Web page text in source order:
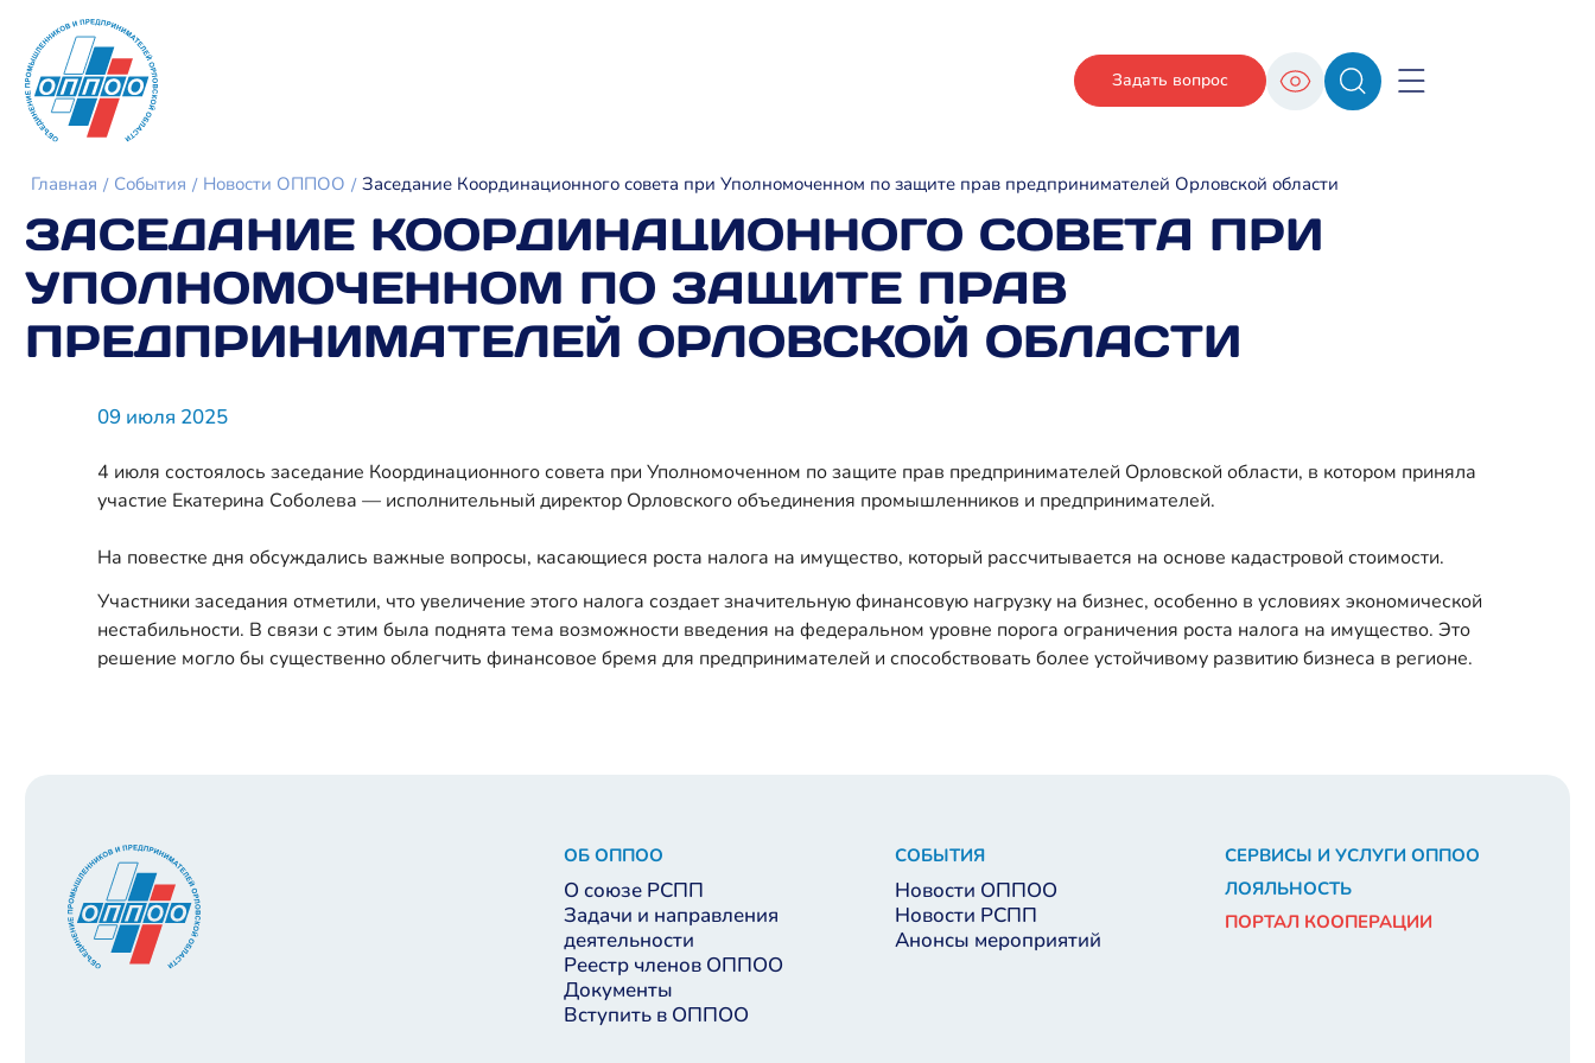
Задать вопрос
Главная События Новости ОППОО Заседание Координационного совета при Уполномоченном по защите прав предпринимателей Орловской области
ЗАСЕДАНИЕ КООРДИНАЦИОННОГО СОВЕТА ПРИ
УПОЛНОМОЧЕННОМ ПО ЗАЩИТЕ ПРАВ
ПРЕДПРИНИМАТЕЛЕЙ ОРЛОВСКОЙ ОБЛАСТИ
09 июля 2025
4 июля состоялось заседание Координационного совета при Уполномоченном по защите прав предпринимателей Орловской области, в котором приняла
участие Екатерина Соболева — исполнительный директор Орловского объединения промышленников и предпринимателей.
На повестке дня обсуждались важные вопросы, касающиеся роста налога на имущество, который рассчитывается на основе кадастровой стоимости.
Участники заседания отметили, что увеличение этого налога создает значительную финансовую нагрузку на бизнес, особенно в условиях экономической
нестабильности. В связи с этим была поднята тема возможности введения на федеральном уровне порога ограничения роста налога на имущество. Это
решение могло бы существенно облегчить финансовое бремя для предпринимателей и способствовать более устойчивому развитию бизнеса в регионе.
ОБ ОППОО
О союзе РСПП
Задачи и направления
деятельности
Реестр членов ОППОО
Документы
Вступить в ОППОО
СОБЫТИЯ
Новости ОППОО
Новости РСПП
Анонсы мероприятий
СЕРВИСЫ И УСЛУГИ ОППОО
ЛОЯЛЬНОСТЬ
ПОРТАЛ КООПЕРАЦИИ